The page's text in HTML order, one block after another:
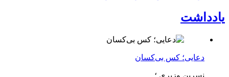
یادداشت
دعایی؛ کس بی‌کسان
نسرین وزیری ؛